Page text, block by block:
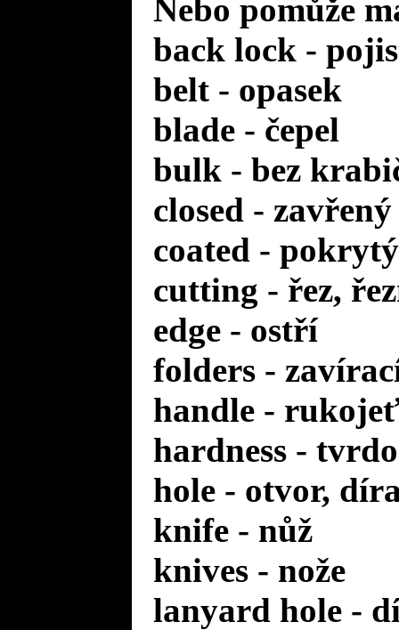
Nebo pomůže
back lock -
belt - opasek
blade - čepel
bulk - bez
closed - zavřený
coated -
cutting - řez,
edge - ostří
folders -
handle -
hardness -
hole - otvor,
knife - nůž
knives - nože
lanyard hole -